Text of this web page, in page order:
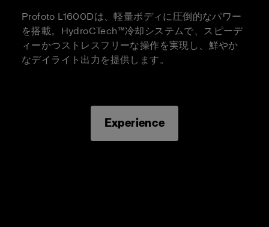
Profoto L1600Dは、軽量ボディに圧倒的なパワー
を搭載。HydroCTech™冷却システムで、スピーデ
ィーかつストレスフリーな操作を実現し、鮮やか
なデイライト出力を提供します。
Experience